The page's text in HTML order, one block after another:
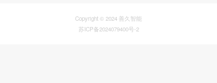
Copyright © 2024 善久智能
苏ICP备2024079400号-2